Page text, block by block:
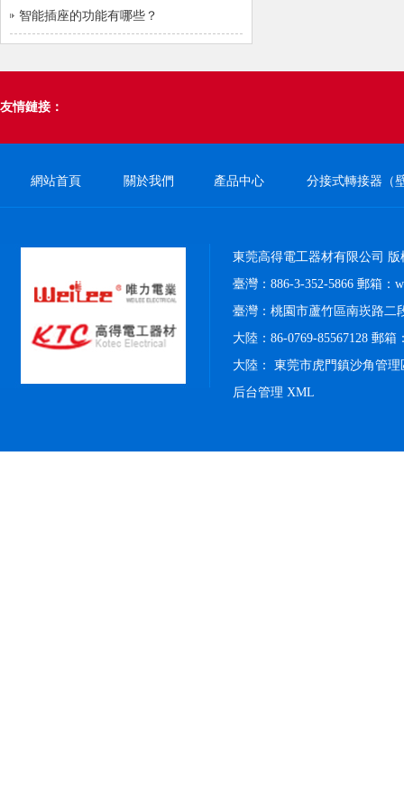
智能插座的功能有哪些？
友情鏈接：
網站首頁 關於我們 產品中心 分接式轉接器（
東莞高得電工器材有限公司
臺灣：886-3-352-5866 郵箱：
臺灣：桃園市蘆竹區南崁路二
大陸：86-0769-85567128 郵箱
大陸： 東莞市虎門鎮沙角管理
后台管理 XML